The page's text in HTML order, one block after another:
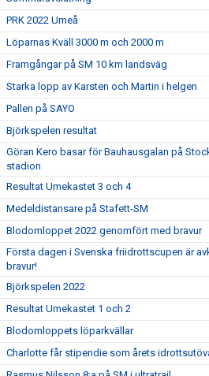
PRK 2022 Umeå
Löparnas Kväll 3000 m och 2000 m
Framgångar på SM 10 km landsväg
Starka lopp av Karsten och Martin i helgen
Pallen på SAYO
Björkspelen resultat
Göran Kero basar för Bauhausgalan på
stadion
Resultat Umekastet 3 och 4
Medeldistansare på Stafett-SM
Blodomloppet 2022 genomfört med bravur
Första dagen i Svenska friidrottscupen är
bravur!
Björkspelen 2022
Resultat Umekastet 1 och 2
Blodomloppets löparkvällar
Charlotte får stipendie som årets